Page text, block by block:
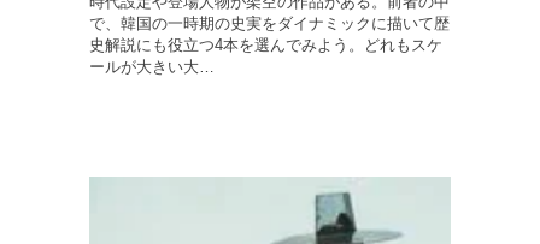
で、韓国の一時期の史実をダイナミックに描いて歴
史解説にも役立つ4本を選んでみよう。どれもスケ
ールが大きい大…